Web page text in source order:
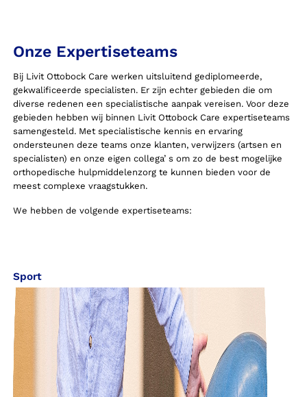
Onze Expertiseteams
Bij Livit Ottobock Care werken uitsluitend gediplomeerde,
gekwalificeerde specialisten. Er zijn echter gebieden die om
diverse redenen een specialistische aanpak vereisen. Voor deze
gebieden hebben wij binnen Livit Ottobock Care expertiseteams
samengesteld. Met specialistische kennis en ervaring
ondersteunen deze teams onze klanten, verwijzers (artsen en
specialisten) en onze eigen collega’ s om zo de best mogelijke
orthopedische hulpmiddelenzorg te kunnen bieden voor de
meest complexe vraagstukken.
We hebben de volgende expertiseteams:
Sport